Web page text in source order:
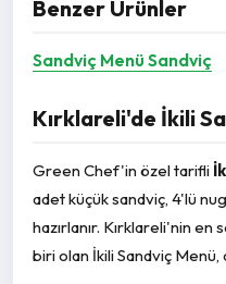
Benzer Ürünler
Sandviç Menü Sandviç
Kırklareli'de İkili
Green Chef'in özel tarifli
adet küçük sandviç, 4'lü
hazırlanır. Kırklareli'nin
biri olan İkili Sandviç Menü,